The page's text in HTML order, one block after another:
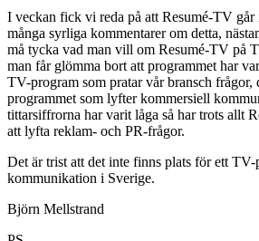
I veckan fick vi reda på att Resumé-TV går
många syrliga kommentarer om detta,
må tycka vad man vill om Resumé-TV på
man får glömma bort att programmet har
TV-program som pratar vår bransch frågor,
programmet som lyfter kommersiell
tittarsiffrorna har varit låga så har trots allt
att lyfta reklam- och PR-frågor.
Det är trist att det inte finns plats för ett
kommunikation i Sverige.
Björn Mellstrand